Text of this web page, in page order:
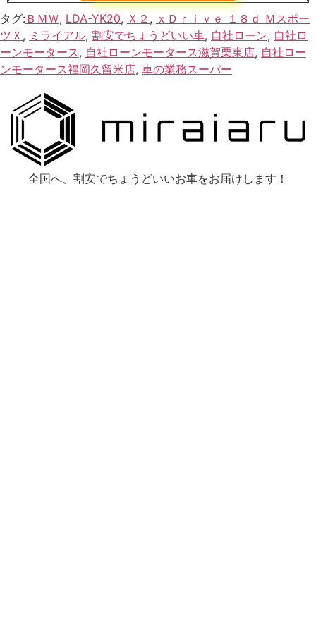
タグ: ＢＭＷ, LDA-YK20, Ｘ２ , ｘＤｒｉｖｅ １８ｄ Ｍスポー
ツＸ , ミライアル, 割安でちょうどいい車, 自社ローン, 自社ロ
ーンモータース, 自社ローンモータース滋賀栗東店, 自社ロー
ンモータース福岡久留米店, 車の業務スーパー
全国へ、割安でちょうどいいお車をお届けします！